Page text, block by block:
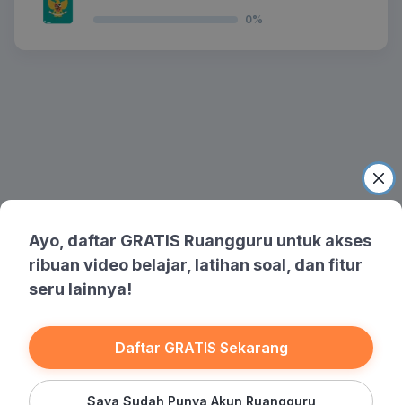
0%
Ayo, daftar GRATIS Ruangguru untuk akses
ribuan video belajar, latihan soal, dan fitur
seru lainnya!
Daftar GRATIS Sekarang
Saya Sudah Punya Akun Ruangguru